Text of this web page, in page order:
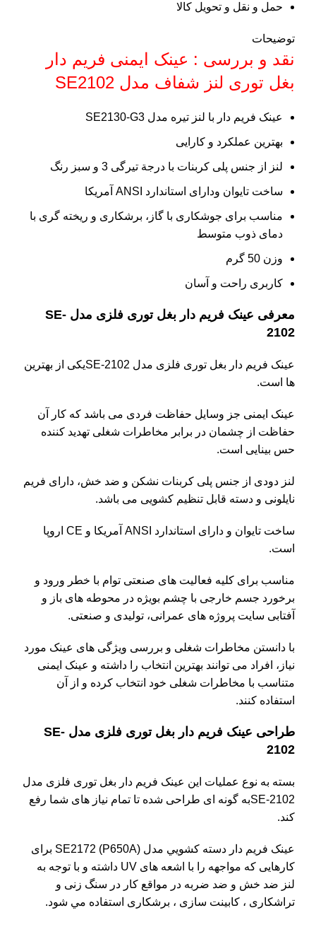
حمل و نقل و تحویل کالا
توضیحات
نقد و بررسی : عینک ایمنی فریم دار
بغل توری لنز شفاف مدل SE2102
عینک فریم دار با لنز تیره مدل SE2130-G3
بهترین عملکرد و کارایی
لنز از جنس پلی کربنات با درجة تیرگی 3 و سبز رنگ
ساخت تایوان ودارای استاندارد ANSI آمریکا
مناسب برای جوشکاری با گاز، برشکاری و ریخته گری با
دمای ذوب متوسط
وزن 50 گرم
کاربری راحت و آسان
معرفی عینک فریم دار بغل توری فلزی مدل SE-
2102
عینک فریم دار بغل توری فلزی مدل SE-2102یکی از بهترین
ها است.
عینک ایمنی جز وسایل حفاظت فردی می باشد که کار آن
حفاظت از چشمان در برابر مخاطرات شغلی تهدید کننده
حس بینایی است.
لنز دودی از جنس پلی کربنات نشکن و ضد خش، دارای فریم
نایلونی و دسته قابل تنظیم کشویی می باشد.
ساخت تایوان و دارای استاندارد ANSI آمریکا و CE اروپا
است.
مناسب برای کلیه فعالیت های صنعتی توام با خطر ورود و
برخورد جسم خارجی با چشم بویژه در محوطه های باز و
آفتابی سایت پروژه های عمرانی، تولیدی و صنعتی.
با دانستن مخاطرات شغلی و بررسی ویژگی های عینک مورد
نیاز، افراد می توانند بهترین انتخاب را داشته و عینک ایمنی
متناسب با مخاطرات شغلی خود انتخاب کرده و از آن
استفاده کنند.
طراحی عینک فریم دار بغل توری فلزی مدل SE-
2102
بسته به نوع عملیات این عینک فریم دار بغل توری فلزی مدل
SE-2102به گونه ای طراحی شده تا تمام نیاز های شما رفع
کند.
عينک فريم دار دسته کشويي مدل SE2172 (P650A) برای
کارهایی که مواجهه را با اشعه های UV داشته و با توجه به
لنز ضد خش و ضد ضربه در مواقع كار در سنگ زنی و
تراشکاری ، کابینت سازی ، برشکاری استفاده مي شود.